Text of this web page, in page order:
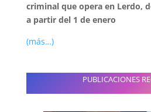
criminal que opera en Lerdo,
a partir del 1 de enero
(más…)
PUBLICACIONES